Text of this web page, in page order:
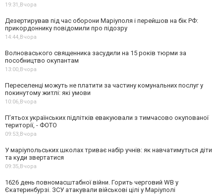
19:31,Вчора
Дезертирував під час оборони Маріуполя і перейшов на бік РФ:
прикордоннику повідомили про підозру
14:44,Вчора
Волноваського священника засудили на 15 років тюрми за
пособництво окупантам
13:00,Вчора
Переселенці можуть не платити за частину комунальних послуг у
покинутому житлі: які умови
10:06,Вчора
П’ятьох українських підлітків евакуювали з тимчасово окупованої
території, - ФОТО
09:53,Вчора
У маріупольських школах триває набір учнів: як навчатимуться діти
та куди звертатися
09:35,Вчора
1626 день повномасштабної війни. Горить черговий WB у
Єкатеринбурзі. ЗСУ атакували військові цілі у Маріуполі